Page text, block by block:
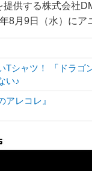
供する株式会社
8月9日（水）に
Tシャツ！ 「ドラゴ
い♪
アレコレ』